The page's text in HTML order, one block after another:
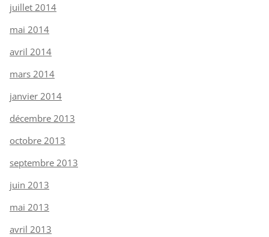
juillet 2014
mai 2014
avril 2014
mars 2014
janvier 2014
décembre 2013
octobre 2013
septembre 2013
juin 2013
mai 2013
avril 2013